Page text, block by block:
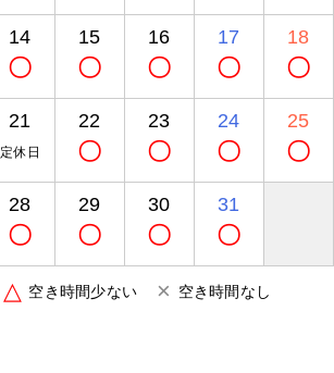
14
〇
15
〇
16
〇
17
〇
18
〇
21
定休日
22
〇
23
〇
24
〇
25
〇
28
〇
29
〇
30
〇
31
〇
△ 空き時間少ない × 空き時間なし